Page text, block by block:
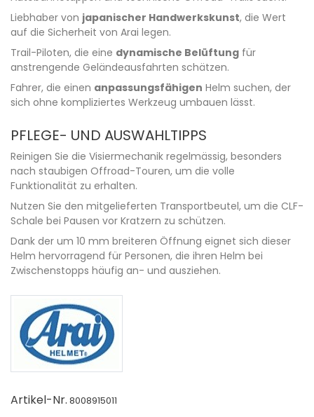
Liebhaber von japanischer Handwerkskunst, die Wert
auf die Sicherheit von Arai legen.
Trail-Piloten, die eine dynamische Belüftung für
anstrengende Geländeausfahrten schätzen.
Fahrer, die einen anpassungsfähigen Helm suchen, der
sich ohne kompliziertes Werkzeug umbauen lässt.
PFLEGE- UND AUSWAHLTIPPS
Reinigen Sie die Visiermechanik regelmässig, besonders
nach staubigen Offroad-Touren, um die volle
Funktionalität zu erhalten.
Nutzen Sie den mitgelieferten Transportbeutel, um die CLF-
Schale bei Pausen vor Kratzern zu schützen.
Dank der um 10 mm breiteren Öffnung eignet sich dieser
Helm hervorragend für Personen, die ihren Helm bei
Zwischenstopps häufig an- und ausziehen.
Artikel-Nr. 8008915011